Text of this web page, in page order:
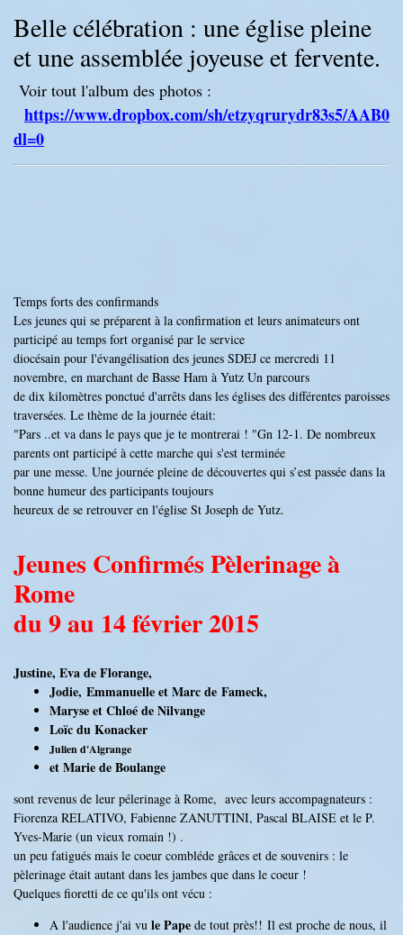
Belle célébration : une église pleine
et une assemblée joyeuse et fervente.
Voir tout l'album des photos :
https://www.dropbox.com/sh/etzyqrurydr83s5/
dl=0
Temps forts des confirmands
Les jeunes qui se préparent à la confirmation et leurs animateurs ont
participé au temps fort organisé par le service
diocésain pour l'évangélisation des jeunes SDEJ ce mercredi 11
novembre, en marchant de Basse Ham à Yutz Un parcours
de dix kilomètres ponctué d'arrêts dans les églises des différentes paroisses
traversées. Le thème de la journée était:
"Pars ..et va dans le pays que je te montrerai ! "Gn 12-1. De nombreux
parents ont participé à cette marche qui s'est terminée
par une messe. Une journée pleine de découvertes qui s’est passée dans la
bonne humeur des participants toujours
heureux de se retrouver en l'église St Joseph de Yutz.
Jeunes Confirmés Pèlerinage à
Rome
du 9 au 14 février 2015
Justine, Eva de Florange,
Jodie, Emmanuelle et Marc de Fameck,
Maryse et Chloé de Nilvange
Loïc du Konacker
Julien d'Algrange
et Marie de Boulange
sont revenus de leur pélerinage à Rome, avec leurs accompagnateurs :
Fiorenza RELATIVO, Fabienne ZANUTTINI, Pascal BLAISE et le P.
Yves-Marie (un vieux romain !) .
un peu fatigués mais le coeur combléde grâces et de souvenirs : le
pèlerinage était autant dans les jambes que dans le coeur !
Quelques fioretti de ce qu'ils ont vécu :
A l'audience j'ai vu le Pape de tout près!! Il est proche de nous, il